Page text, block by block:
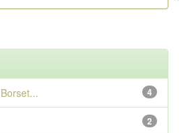
4
2